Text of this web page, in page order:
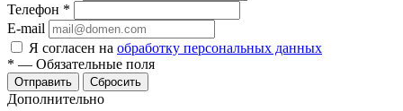
Телефон *
E-mail
Я согласен на обработку персональных данных
* — Обязательные поля
Сбросить
Дополнительно